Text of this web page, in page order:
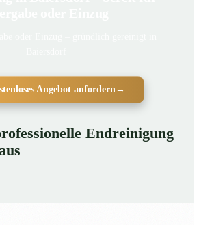
Angebot anfordern →
Endreinigung